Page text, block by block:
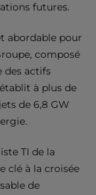
futures.
abordable pour
composé
des actifs
à plus de
de 6,8 GW
TI de la
clé à la croisée
de